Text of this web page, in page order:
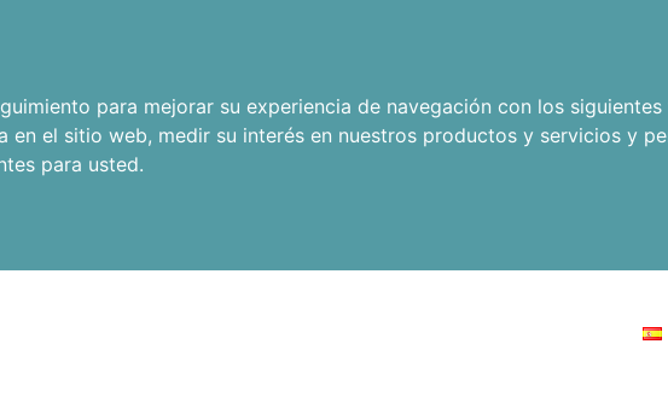
para mejorar su experiencia de navegación con los siguientes
en el sitio web, medir su interés en nuestros productos y servicios y
para usted.